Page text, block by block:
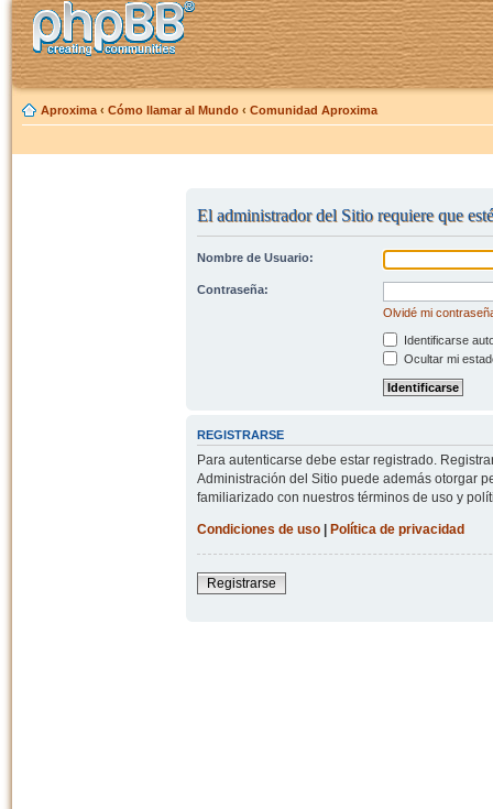
Aproxima ‹ Cómo llamar al Mundo ‹ Comunidad Aproxima
El administrador del Sitio requiere que
Nombre de Usuario:
Contraseña:
Olvidé mi
Identificarse
Ocultar mi
REGISTRARSE
Para autenticarse debe estar registrado.
Administración del Sitio puede además otorgar
familiarizado con nuestros términos de uso y
Condiciones de uso| Política de privacidad
Registrarse